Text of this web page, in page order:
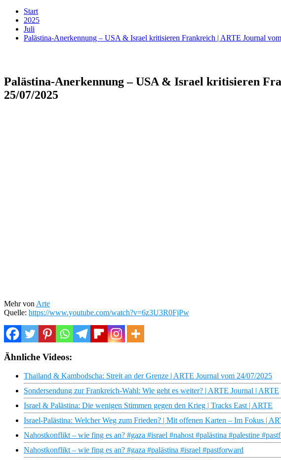
Start
2025
Juli
Palästina-Anerkennung – USA & Israel kritisieren Frankreich | ARTE Journal
Palästina-Anerkennung – USA & Israel kritisieren
25/07/2025
Mehr von Arte
Quelle: https://www.youtube.com/watch?v=6z3U3R0FjPw
Ähnliche Videos:
Thailand & Kambodscha: Streit an der Grenze | ARTE Journal vom 24/07/2025
Sondersendung zur Frankreich-Wahl: Wie geht es weiter? | ARTE Journal | ARTE
Israel & Palästina: Die wenigen Stimmen gegen den Krieg | Tracks East | ARTE
Israel-Palästina: Welcher Weg zum Frieden? | Mit offenen Karten – Im Fokus |
Nahostkonflikt – wie fing es an? #gaza #israel #nahost #palästina #palestine
Nahostkonflikt – wie fing es an? #gaza #palästina #israel #pastforward